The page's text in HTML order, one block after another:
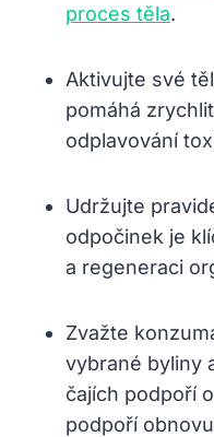
proces těla.
Aktivujte své
pomáhá
odplavování
Udržujte
odpočinek je
a regeneraci
Zvažte
vybrané byliny
čajích podpoří
podpoří